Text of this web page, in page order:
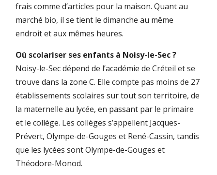
frais comme d’articles pour la maison. Quant au
marché bio, il se tient le dimanche au même
endroit et aux mêmes heures.
Où scolariser ses enfants à Noisy-le-Sec ?
Noisy-le-Sec dépend de l’académie de Créteil et se
trouve dans la zone C. Elle compte pas moins de 27
établissements scolaires sur tout son territoire, de
la maternelle au lycée, en passant par le primaire
et le collège. Les collèges s’appellent Jacques-
Prévert, Olympe-de-Gouges et René-Cassin, tandis
que les lycées sont Olympe-de-Gouges et
Théodore-Monod.